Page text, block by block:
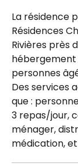
La résidence
Résidences
Rivières près
hébergement
personnes
Des services
que :
3 repas/jour,
ménager,
médication,